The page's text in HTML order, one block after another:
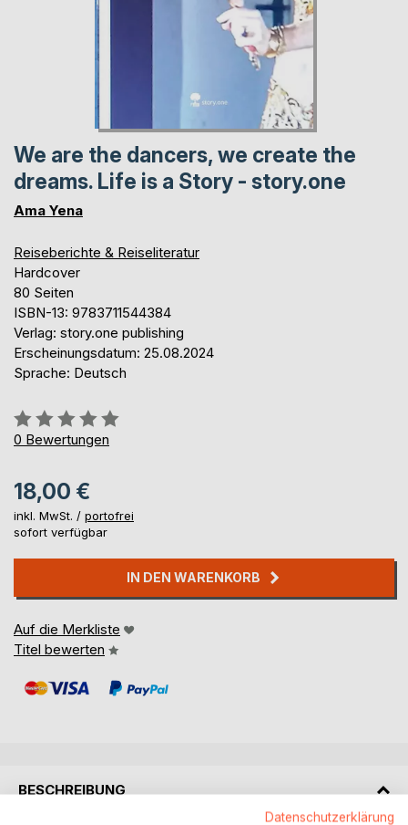
We are the dancers, we create the
dreams. Life is a Story - story.one
Ama Yena
Reiseberichte & Reiseliteratur
Hardcover
80 Seiten
ISBN-13: 9783711544384
Verlag: story.one publishing
Erscheinungsdatum: 25.08.2024
Sprache: Deutsch
Bewertung::
0%
0 Bewertungen
18,00 €
inkl. MwSt. / portofrei
sofort verfügbar
IN DEN WARENKORB
Auf die Merkliste
Titel bewerten
BESCHREIBUNG
Datenschutzerklärung